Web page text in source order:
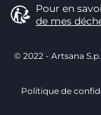
Pour en
de mes
© 2022 - Artsana
Politique de